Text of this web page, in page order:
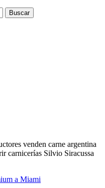
venden carne argentina
carnicerías Silvio Siracussa
a Miami